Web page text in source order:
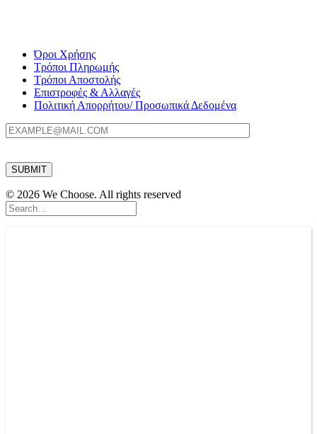
Όροι Χρήσης
Τρόποι Πληρωμής
Τρόποι Αποστολής
Επιστροφές & Αλλαγές
Πολιτική Απορρήτου/ Προσωπικά Δεδομένα
© 2026 We Choose. All rights reserved